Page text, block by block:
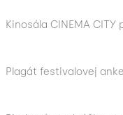
Kinosála CINEMA
Plagát festivalovej